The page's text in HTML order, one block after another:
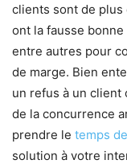
clients sont de
ont la fausse
entre autres pour
de marge. Bien
un refus à un client
de la concurrence
prendre le temps
solution à votre